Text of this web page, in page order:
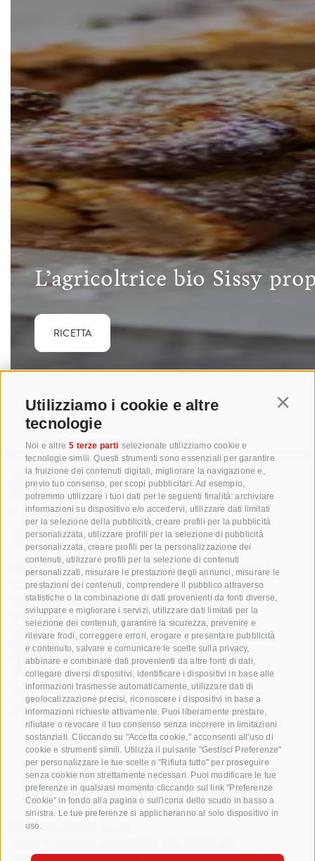
Utilizziamo i cookie e altre
tecnologie
Noi e altre 5 terze parti selezionate utilizziamo cookie e
tecnologie simili. Questi strumenti sono essenziali per garantire
la fruizione dei contenuti digitali, migliorare la navigazione e,
previo tuo consenso, per scopi pubblicitari. Ad esempio,
potremmo utilizzare i tuoi dati per le seguenti finalità: archiviare
informazioni su dispositivo e/o accedervi, utilizzare dati limitati
per la selezione della pubblicità, creare profili per la pubblicità
personalizzata, utilizzare profili per la selezione di pubblicità
personalizzata, creare profili per la personalizzazione dei
contenuti, utilizzare profili per la selezione di contenuti
personalizzati, misurare le prestazioni degli annunci, misurare le
prestazioni dei contenuti, comprendere il pubblico attraverso
statistiche o la combinazione di dati provenienti da fonti diverse,
sviluppare e migliorare i servizi, utilizzare dati limitati per la
selezione dei contenuti, garantire la sicurezza, prevenire e
rilevare frodi, correggere errori, erogare e presentare pubblicità
e contenuto, salvare e comunicare le scelte sulla privacy,
abbinare e combinare dati provenienti da altre fonti di dati,
collegare diversi dispositivi, identificare i dispositivi in base alle
informazioni trasmesse automaticamente, utilizzare dati di
geolocalizzazione precisi, riconoscere i dispositivi in base a
informazioni richieste attivamente. Puoi liberamente prestare,
rifiutare o revocare il tuo consenso senza incorrere in limitazioni
sostanziali. Cliccando su "Accetta cookie," acconsenti all'uso di
cookie e strumenti simili. Utilizza il pulsante "Gestisci Preferenze"
per personalizzare le tue scelte o "Rifiuta tutto" per proseguire
senza cookie non strettamente necessari. Puoi modificare le tue
preferenze in qualsiasi momento cliccando sul link "Preferenze
Cookie" in fondo alla pagina o sull'icona dello scudo in basso a
sinistra. Le tue preferenze si applicheranno al solo dispositivo in
uso.
L’agricoltrice bio Sissy
RICETTA
+39 0471 256 700
info@biosuedtirol.com
VOG Consorzio delle Cooperative Ortofrutticole
dell'Alto Adige Soc. Agricola Coop.
Via Jakobi 1A, 39018 Terlano, Alto Adige, Italia
www.vog.it
Domande e risposte
Le nostre varietá di mele
Ricette di mele